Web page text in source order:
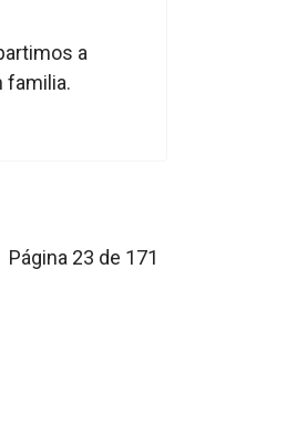
a
familia.
Página 23 de 171